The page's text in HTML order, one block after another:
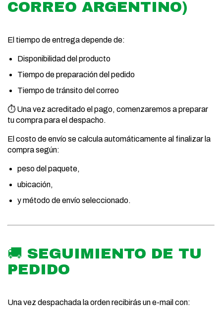
CORREO ARGENTINO)
El tiempo de entrega depende de:
Disponibilidad del producto
Tiempo de preparación del pedido
Tiempo de tránsito del correo
⏱️ Una vez acreditado el pago, comenzaremos a preparar
tu compra para el despacho.
El costo de envío se calcula automáticamente al finalizar la
compra según:
peso del paquete,
ubicación,
y método de envío seleccionado.
🚚 SEGUIMIENTO DE TU
PEDIDO
Una vez despachada la orden recibirás un e-mail con: